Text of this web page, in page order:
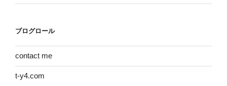
ブログロール
contact me
t-y4.com